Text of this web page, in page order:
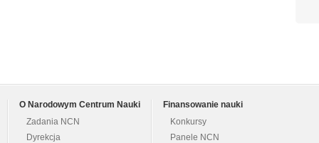
O Narodowym Centrum Nauki
Zadania NCN
Dyrekcja
Finansowanie nauki
Konkursy
Panele NCN